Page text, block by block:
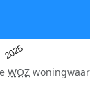
2025
WOZ